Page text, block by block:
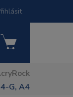
G, A4